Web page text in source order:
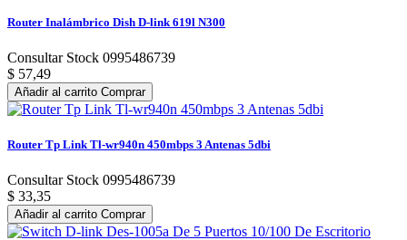
Router Inalámbrico Dish D-link 619l N300
Consultar Stock 0995486739
$ 57,49
Añadir al carrito Comprar
Router Tp Link Tl-wr940n 450mbps 3 Antenas 5dbi
Consultar Stock 0995486739
$ 33,35
Añadir al carrito Comprar